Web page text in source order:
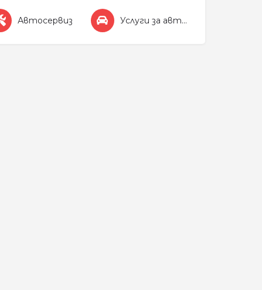
Автосервиз Услуги за автомобила